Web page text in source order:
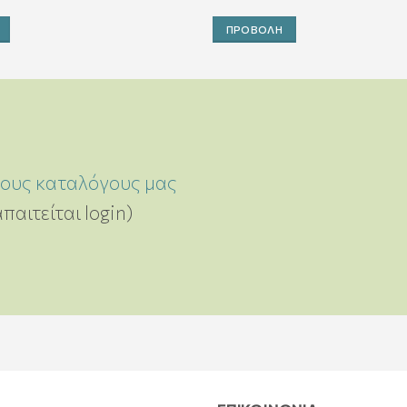
ΠΡΟΒΟΛΉ
καταλόγους μας
login)